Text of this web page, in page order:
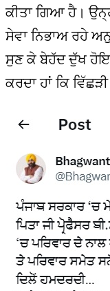
ਕੀਤਾ ਗਿਆ ਹੈ।
ਸੇਵਾ ਨਿਭਾਅ ਰਹੇ
ਸੁਣ ਕੇ ਬੇਹੱਦ ਦੁੱਖ
ਕਰਦਾ ਹਾਂ ਕਿ